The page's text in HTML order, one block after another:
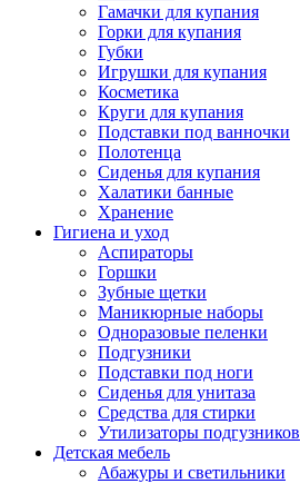
Гамачки для купания
Горки для купания
Губки
Игрушки для купания
Косметика
Круги для купания
Подставки под ванночки
Полотенца
Сиденья для купания
Халатики банные
Хранение
Гигиена и уход
Аспираторы
Горшки
Зубные щетки
Маникюрные наборы
Одноразовые пеленки
Подгузники
Подставки под ноги
Сиденья для унитаза
Средства для стирки
Утилизаторы подгузников
Детская мебель
Абажуры и светильники